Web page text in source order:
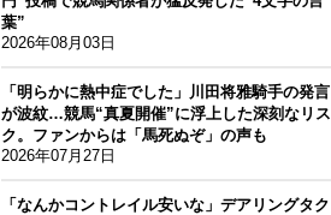
葉”
2026年08月03日
「明らかに熱中症でした」川田将雅騎手の発言
が波紋…競馬“真夏開催”に浮上した深刻なリス
ク。ファンからは「馬死ぬぞ」の声も
2026年07月27日
「なんかコントレイル安いな」デアリングタク